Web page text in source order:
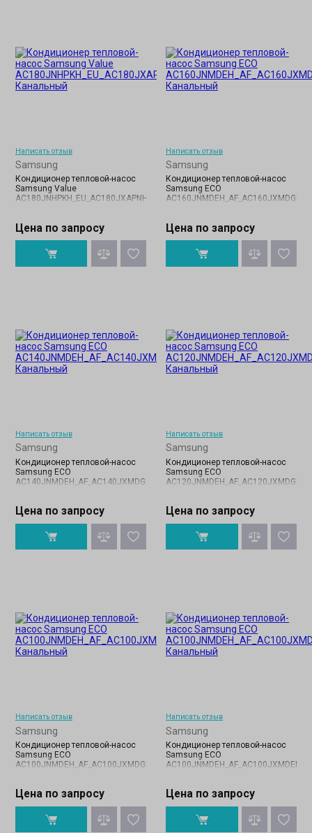
Написать отзыв
Samsung
Кондиционер тепловой-насос
Samsung Value
AC180JNHPKH_EU_AC180JXAPNH_EU
Цена по запросу
Написать отзыв
Samsung
Кондиционер тепловой-насос
Samsung ECO
Цена по запросу
Написать отзыв
Samsung
Кондиционер тепловой-насос
Samsung ECO
AC140JNMDEH_AF_AC140JXMDGH_AF
Цена по запросу
Написать отзыв
Samsung
Кондиционер тепловой-насос
Samsung ECO
Цена по запросу
Написать отзыв
Samsung
Кондиционер тепловой-насос
Samsung ECO
AC100JNMDEH_AF_AC100JXMDGH_AF
Цена по запросу
Написать отзыв
Samsung
Кондиционер тепловой-насос
Samsung ECO
Цена по запросу